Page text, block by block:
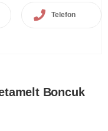
Telefon
Boncuk